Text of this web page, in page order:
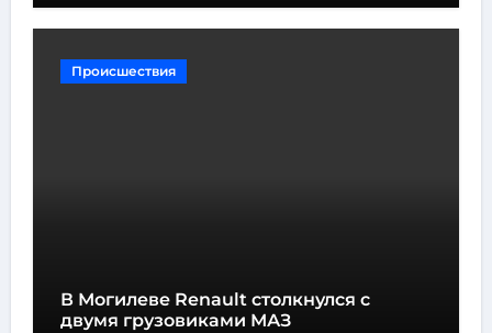
Происшествия
В Могилеве Renault столкнулся с
двумя грузовиками МАЗ